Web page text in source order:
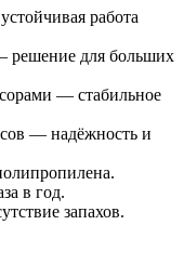
работа
решение для больших
— стабильное
— надёжность и
в год.
запахов.